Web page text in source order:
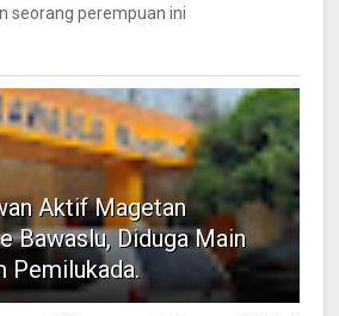
seorang perempuan ini
Aktif Magetan
Bawaslu, Diduga Main
Pemilukada.